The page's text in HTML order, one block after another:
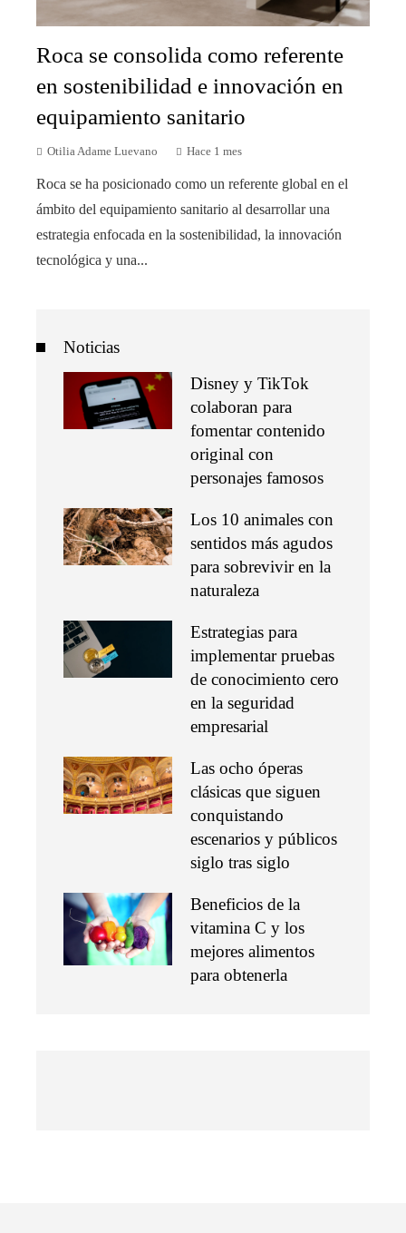
Roca se consolida como referente
en sostenibilidad e innovación en
equipamiento sanitario
Otilia Adame Luevano Hace 1 mes
Roca se ha posicionado como un referente global en el
ámbito del equipamiento sanitario al desarrollar una
estrategia enfocada en la sostenibilidad, la innovación
tecnológica y una...
Noticias
Disney y TikTok
colaboran para
fomentar contenido
original con
personajes famosos
Los 10 animales con
sentidos más agudos
para sobrevivir en la
naturaleza
Estrategias para
implementar pruebas
de conocimiento cero
en la seguridad
empresarial
Las ocho óperas
clásicas que siguen
conquistando
escenarios y públicos
siglo tras siglo
Beneficios de la
vitamina C y los
mejores alimentos
para obtenerla